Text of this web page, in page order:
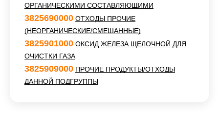
ОРГАНИЧЕСКИМИ СОСТАВЛЯЮЩИМИ
3825690000 ОТХОДЫ ПРОЧИЕ
(НЕОРГАНИЧЕСКИЕ/СМЕШАННЫЕ)
3825901000 ОКСИД ЖЕЛЕЗА ЩЕЛОЧНОЙ ДЛЯ
ОЧИСТКИ ГАЗА
3825909000 ПРОЧИЕ ПРОДУКТЫ/ОТХОДЫ
ДАННОЙ ПОДГРУППЫ